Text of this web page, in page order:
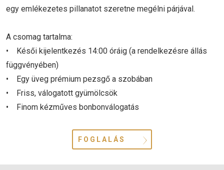
egy emlékezetes pillanatot szeretne megélni párjával.
A csomag tartalma:
• Késői kijelentkezés 14:00 óráig (a rendelkezésre állás
függvényében)
• Egy üveg prémium pezsgő a szobában
• Friss, válogatott gyümölcsök
• Finom kézműves bonbonválogatás
FOGLALÁS